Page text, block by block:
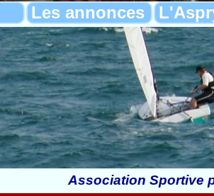
Les annonces
Association Sportive